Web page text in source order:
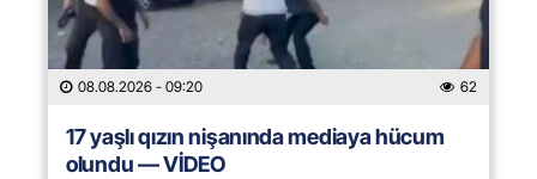
08.08.2026 - 09:20 62
17 yaşlı qızın nişanında mediaya hücum
olundu — VİDEO